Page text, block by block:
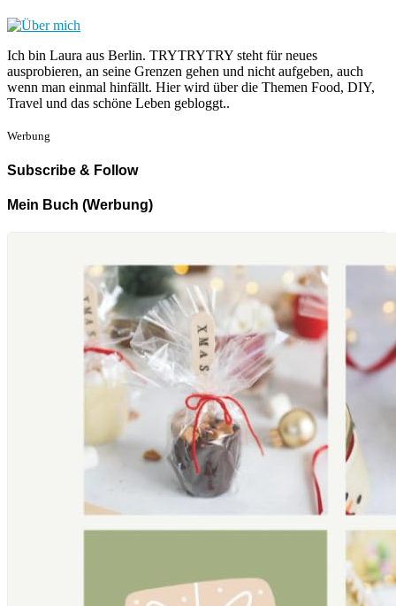
Ich bin Laura aus Berlin. TRYTRYTRY steht für neues
ausprobieren, an seine Grenzen gehen und nicht aufgeben, auch
wenn man einmal hinfällt. Hier wird über die Themen Food, DIY,
Travel und das schöne Leben gebloggt..
Werbung
Subscribe & Follow
Mein Buch (Werbung)